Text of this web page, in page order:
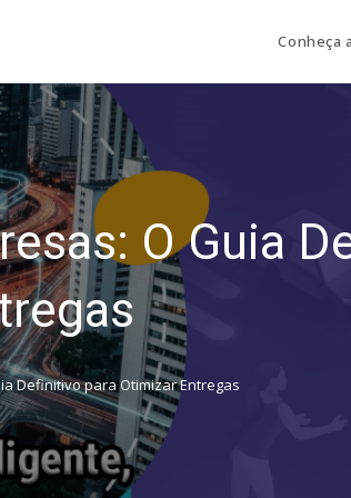
Conheça
O Guia
Definitivo para Otimizar Entregas